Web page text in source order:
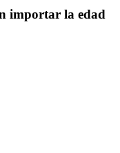
importar la edad